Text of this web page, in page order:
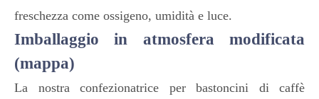
freschezza come ossigeno, umidità e luce.
Imballaggio in atmosfera modificata
(mappa)
La nostra confezionatrice per bastoncini di caffè